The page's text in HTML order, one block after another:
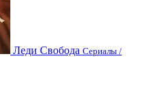
Леди Свобода Сериалы /